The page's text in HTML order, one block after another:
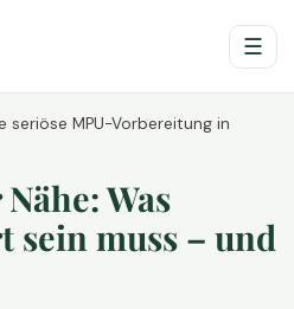
☰
seriöse MPU-Vorbereitung in
Was
muss – und